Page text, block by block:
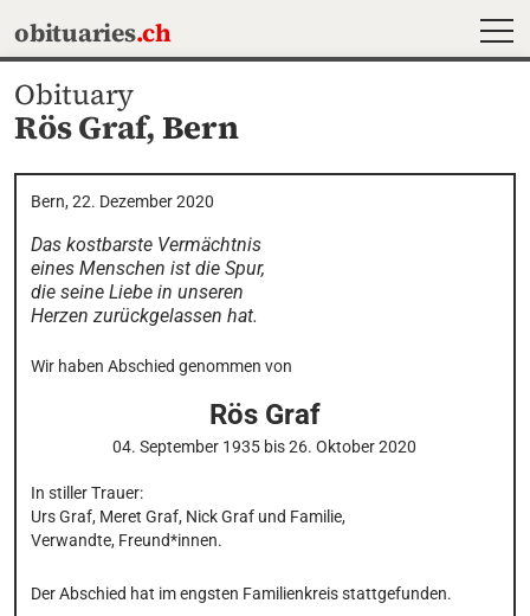
obituaries.ch
Obituary
Rös Graf,Bern
Bern, 22. Dezember 2020
Das kostbarste Vermächtnis
eines Menschen ist die Spur,
die seine Liebe in unseren
Herzen zurückgelassen hat.
Wir haben Abschied genommen von
Rös Graf
04. September 1935 bis26. Oktober 2020
In stiller Trauer:
Urs Graf, Meret Graf, Nick Graf und Familie,
Verwandte, Freund*innen.
Der Abschied hat im engsten Familienkreis stattgefunden.